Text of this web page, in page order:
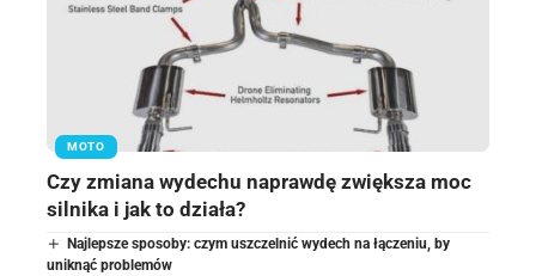
MOTO
Czy zmiana wydechu naprawdę zwiększa moc
silnika i jak to działa?
Najlepsze sposoby: czym uszczelnić wydech na łączeniu, by
uniknąć problemów